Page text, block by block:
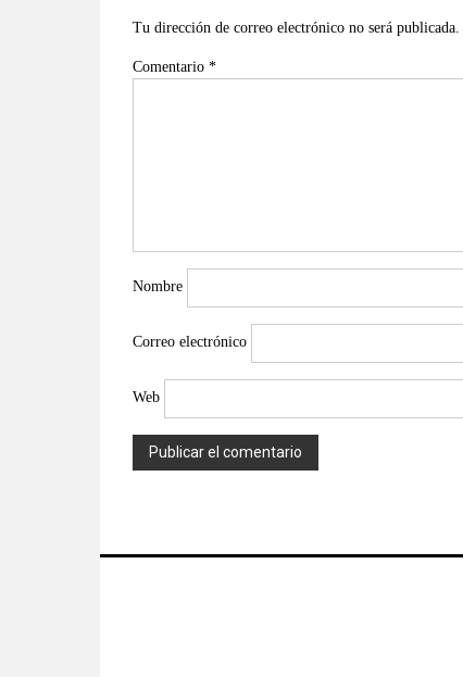
Tu dirección de correo electrónico no será publicada.
Comentario *
Nombre
Correo electrónico
Web